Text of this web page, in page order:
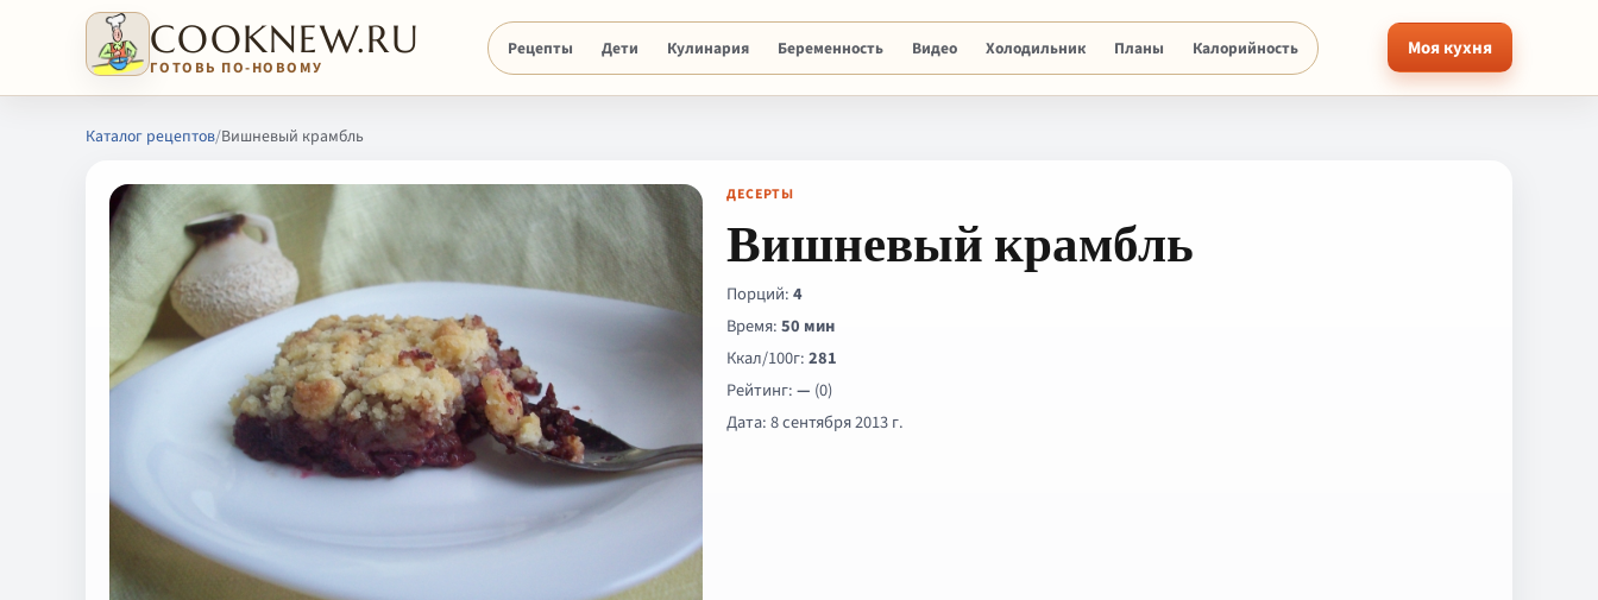
COOKNEW.RU
ГОТОВЬ ПО-НОВОМУ
Рецепты Дети Кулинария Беременность Видео Холодильник Планы Калорийность Моя кухня
Каталог рецептов/Вишневый крамбль
ДЕСЕРТЫ
Вишневый крамбль
Порций:4
Время:50 мин
Ккал/100г:281
Рейтинг:— (0)
Дата: 8 сентября 2013 г.